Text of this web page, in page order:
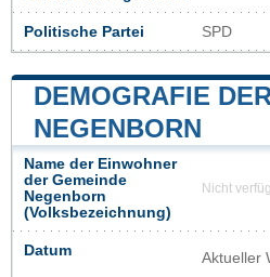
Politische Partei SPD
DEMOGRAFIE
NEGENBORN
Name der Einwohner
der Gemeinde
Negenborn
(Volksbezeichnung)
Nicht
Datum Aktueller